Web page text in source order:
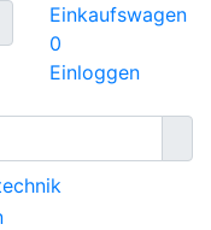
Einkaufswagen
0
Einloggen